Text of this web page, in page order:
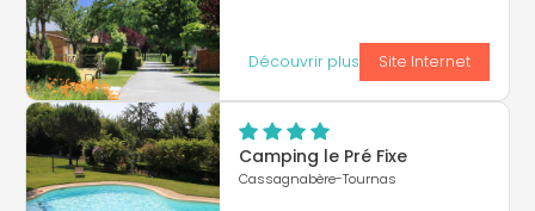
Découvrir plus Site Internet
Camping le Pré Fixe
Cassagnabère-Tournas